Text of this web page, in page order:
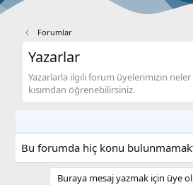
Forumlar
Yazarlar
Yazarlarla ilgili forum üyelerimizin
kısımdan öğrenebilirsiniz.
Bu forumda hiç konu
Buraya mesaj yazmak için üye